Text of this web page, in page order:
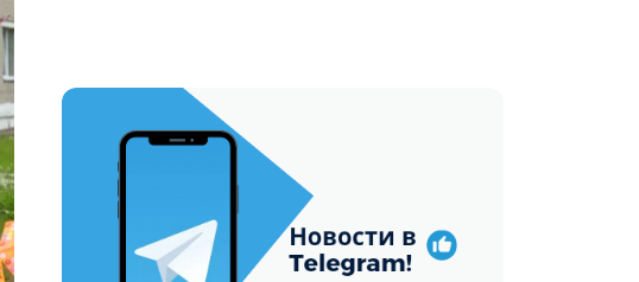
https://t.me/minskctvby